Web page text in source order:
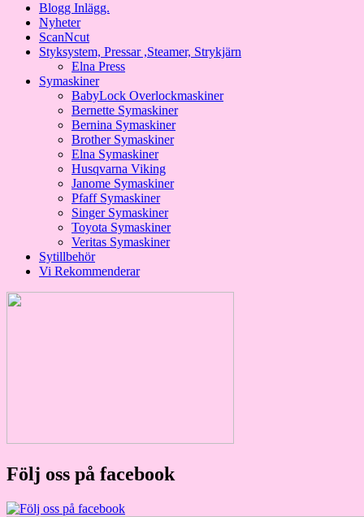
Blogg Inlägg.
Nyheter
ScanNcut
Styksystem, Pressar ,Steamer, Strykjärn
Elna Press
Symaskiner
BabyLock Overlockmaskiner
Bernette Symaskiner
Bernina Symaskiner
Brother Symaskiner
Elna Symaskiner
Husqvarna Viking
Janome Symaskiner
Pfaff Symaskiner
Singer Symaskiner
Toyota Symaskiner
Veritas Symaskiner
Sytillbehör
Vi Rekommenderar
Följ oss på facebook